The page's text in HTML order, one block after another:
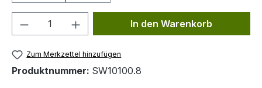
Produkt Anzahl: Gib denIn den Warenkorb
Zum Merkzettel hinzufügen
Produktnummer: SW10100.8